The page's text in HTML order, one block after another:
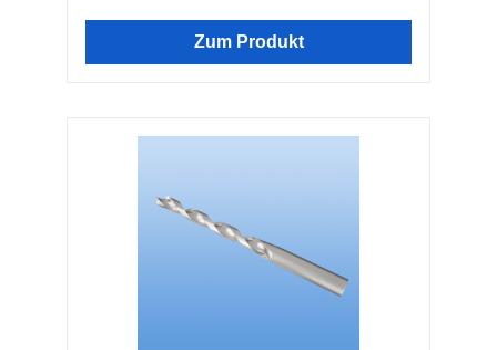
fast alle gängigen Schlagbohrmaschinen mit
Zum Produkt